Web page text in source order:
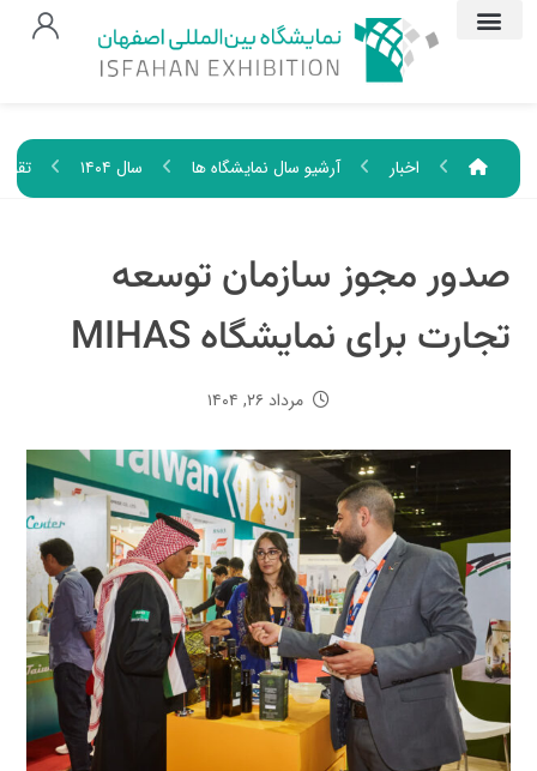
اخبار آرشیو سال نمایشگاه ها سال ۱۴۰۴
صدور مجوز سازمان توسعه
تجارت برای نمایشگاه MIHAS
مرداد ۲۶, ۱۴۰۴